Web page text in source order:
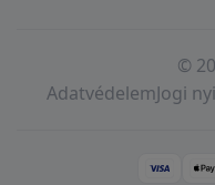
©
AdatvédelemJogi